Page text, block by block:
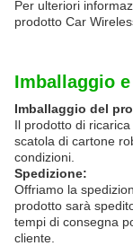
Per ulteriori
prodotto Car
Imballaggio
Imballaggio del
Il prodotto di
scatola di cartone
condizioni.
Spedizione:
Offriamo la
prodotto sarà
tempi di consegna
cliente.